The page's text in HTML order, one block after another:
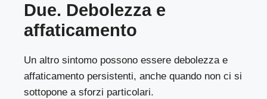
Due. Debolezza e
affaticamento
Un altro sintomo possono essere debolezza e
affaticamento persistenti, anche quando non ci si
sottopone a sforzi particolari.